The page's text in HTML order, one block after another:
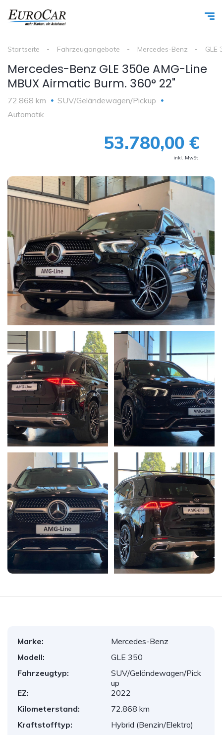
Startseite Fahrzeugangebote Mercedes-Benz GLE
Mercedes-Benz GLE 350e AMG-Line
MBUX Airmatic Burm. 360° 22"
72.868 km
SUV/Geländewagen/Pickup
Automatik
53.780,00 €
inkl. MwSt.
Marke:
Mercedes-Benz
Modell:
GLE 350
Fahrzeugtyp:
SUV/Geländewagen/Pick
up
EZ:
2022
Kilometerstand:
72.868 km
Kraftstofftyp:
Hybrid (Benzin/Elektro)